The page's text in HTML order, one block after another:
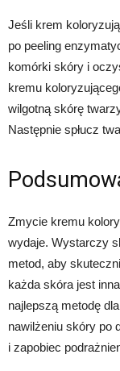
Jeśli krem
po peeling
komórki skóry i
kremu
wilgotną skórę
Następnie spłucz
Zmycie kremu
wydaje. Wystarczy
metod, aby
każda skóra jest
najlepszą metodę
nawilżeniu skóry po
i zapobiec